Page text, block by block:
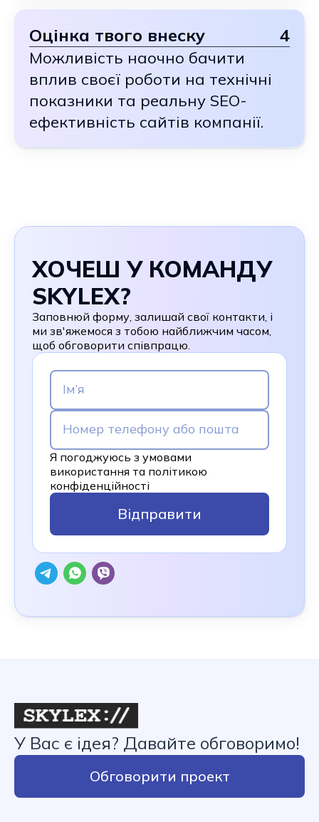
Оцінка твого внеску 4
Можливість наочно бачити
вплив своєї роботи на технічні
показники та реальну SEO-
ефективність сайтів компанії.
ХОЧЕШ У КОМАНДУ
SKYLEX?
Заповнюй форму, залишай свої контакти, і
ми зв'яжемося з тобою найближчим часом,
щоб обговорити співпрацю.
Я погоджуюсь з умовами
використання та політикою
конфіденційності
Відправити
У Вас є ідея? Давайте обговоримо!
Обговорити проект